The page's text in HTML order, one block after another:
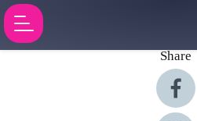
Share